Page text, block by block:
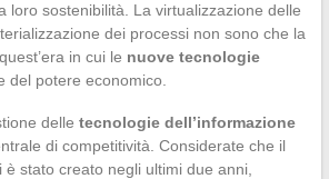
loro sostenibilità. La virtualizzazione delle
dei processi non sono che la
in cui le nuove tecnologie
del potere economico.
delle tecnologie dell’informazione
di competitività. Considerate che il
stato creato negli ultimi due anni,